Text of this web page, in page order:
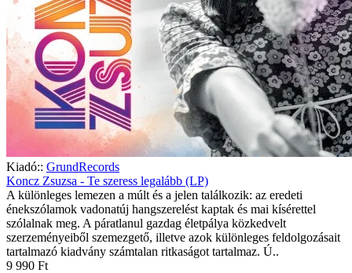
Kiadó:: GrundRecords
Koncz Zsuzsa - Te szeress legalább (LP)
A különleges lemezen a múlt és a jelen találkozik: az eredeti
énekszólamok vadonatúj hangszerelést kaptak és mai kísérettel
szólalnak meg. A páratlanul gazdag életpálya közkedvelt
szerzeményeiből szemezgető, illetve azok különleges feldolgozásait
tartalmazó kiadvány számtalan ritkaságot tartalmaz. Ú..
9 990 Ft